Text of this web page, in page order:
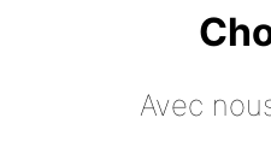
Avec